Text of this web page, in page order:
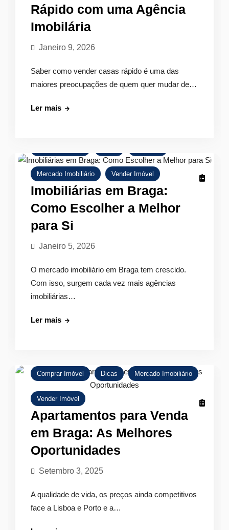
Rápido com uma Agência
Imobilária
Janeiro 9, 2026
Saber como vender casas rápido é uma das
maiores preocupações de quem quer mudar de…
Ler maisComo
com
uma
Agência
Mercado Imobiliário Vender Imóvel
Imobiliárias em Braga:
Como Escolher a Melhor
para Si
Janeiro 5, 2026
O mercado imobiliário em Braga tem crescido.
Com isso, surgem cada vez mais agências
imobiliárias…
Ler maisImobiliárias
Escolher
Melhor
para
Comprar Imóvel Dicas Mercado Imobiliário
Vender Imóvel
Apartamentos para Venda
em Braga: As Melhores
Oportunidades
Setembro 3, 2025
A qualidade de vida, os preços ainda competitivos
face a Lisboa e Porto e a…